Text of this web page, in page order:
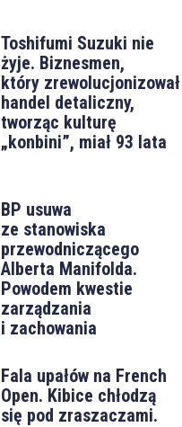
Toshifumi Suzuki nie
żyje. Biznesmen,
który zrewolucjonizował
handel detaliczny,
tworząc kulturę
„konbini”, miał 93 lata
BP usuwa
ze stanowiska
przewodniczącego
Alberta Manifolda.
Powodem kwestie
zarządzania
i zachowania
Fala upałów na French
Open. Kibice chłodzą
się pod zraszaczami.